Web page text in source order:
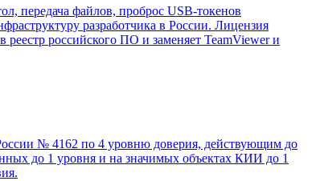
передача файлов, проброс USB-токенов
разработчика в России. Лицензия
российского ПО и заменяет TeamViewer и
№ 4162 по 4 уровню доверия, действующим до
до 1 уровня и на значимых объектах КИИ до 1